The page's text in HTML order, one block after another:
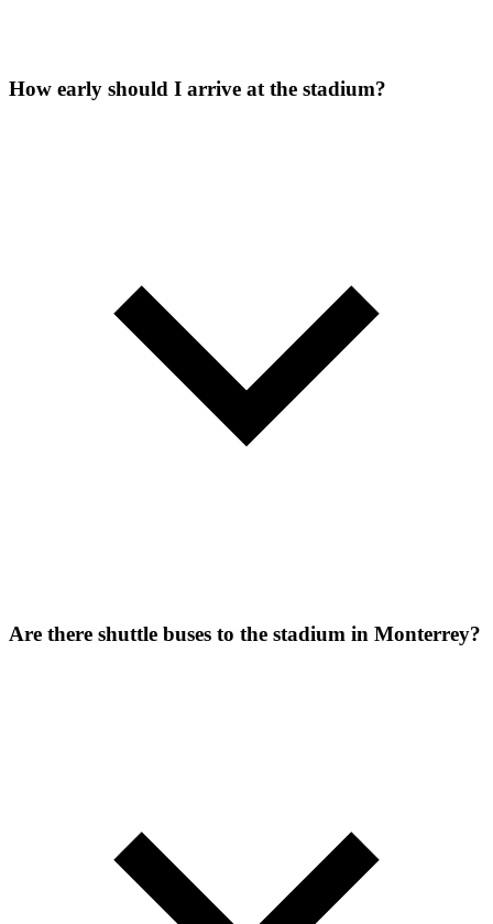
How early should I arrive at the stadium?
Are there shuttle buses to the stadium in Monterrey?